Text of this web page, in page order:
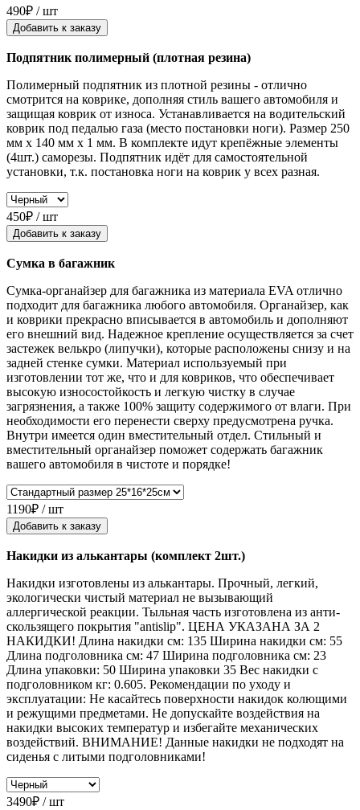
490₽ / шт
Добавить к заказу
Подпятник полимерный (плотная резина)
Полимерный подпятник из плотной резины - отлично
смотрится на коврике, дополняя стиль вашего автомобиля и
защищая коврик от износа. Устанавливается на водительский
коврик под педалью газа (место постановки ноги). Размер 250
мм x 140 мм x 1 мм. В комплекте идут крепёжные элементы
(4шт.) саморезы. Подпятник идёт для самостоятельной
установки, т.к. постановка ноги на коврик у всех разная.
450₽ / шт
Добавить к заказу
Сумка в багажник
Сумка-органайзер для багажника из материала EVA отлично
подходит для багажника любого автомобиля. Органайзер, как
и коврики прекрасно вписывается в автомобиль и дополняют
его внешний вид. Надежное крепление осуществляется за счет
застежек велькро (липучки), которые расположены снизу и на
задней стенке сумки. Материал используемый при
изготовлении тот же, что и для ковриков, что обеспечивает
высокую износостойкость и легкую чистку в случае
загрязнения, а также 100% защиту содержимого от влаги. При
необходимости его перенести сверху предусмотрена ручка.
Внутри имеется один вместительный отдел. Стильный и
вместительный органайзер поможет содержать багажник
вашего автомобиля в чистоте и порядке!
1190₽ / шт
Добавить к заказу
Накидки из алькантары (комплект 2шт.)
Накидки изготовлены из алькантары. Прочный, легкий,
экологически чистый материал не вызывающий
аллергической реакции. Тыльная часть изготовлена из анти-
скользящего покрытия "antislip". ЦЕНА УКАЗАНА ЗА 2
НАКИДКИ! Длина накидки см: 135 Ширина накидки см: 55
Длина подголовника см: 47 Ширина подголовника см: 23
Длина упаковки: 50 Ширина упаковки 35 Вес накидки с
подголовником кг: 0.605. Рекомендации по уходу и
эксплуатации: Не касайтесь поверхности накидок колющими
и режущими предметами. Не допускайте воздействия на
накидки высоких температур и избегайте механических
воздействий. ВНИМАНИЕ! Данные накидки не подходят на
сиденья с литыми подголовниками!
3490₽ / шт